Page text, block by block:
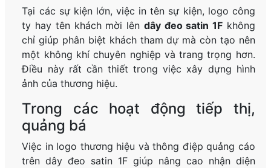
Tại các sự kiện lớn, việc in tên sự kiện, logo công
ty hay tên khách mời lên dây đeo satin 1F không
chỉ giúp phân biệt khách tham dự mà còn tạo nên
một không khí chuyên nghiệp và trang trọng hơn.
Điều này rất cần thiết trong việc xây dựng hình
ảnh của thương hiệu.
Trong các hoạt động tiếp thị,
quảng bá
Việc in logo thương hiệu và thông điệp quảng cáo
trên dây đeo satin 1F giúp nâng cao nhận diện